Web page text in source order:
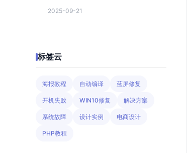
2025-09-21
标签云
海报教程 自动编译 蓝屏修复
开机失败 WIN10修复 解决方案
系统故障 设计实例 电商设计
PHP教程